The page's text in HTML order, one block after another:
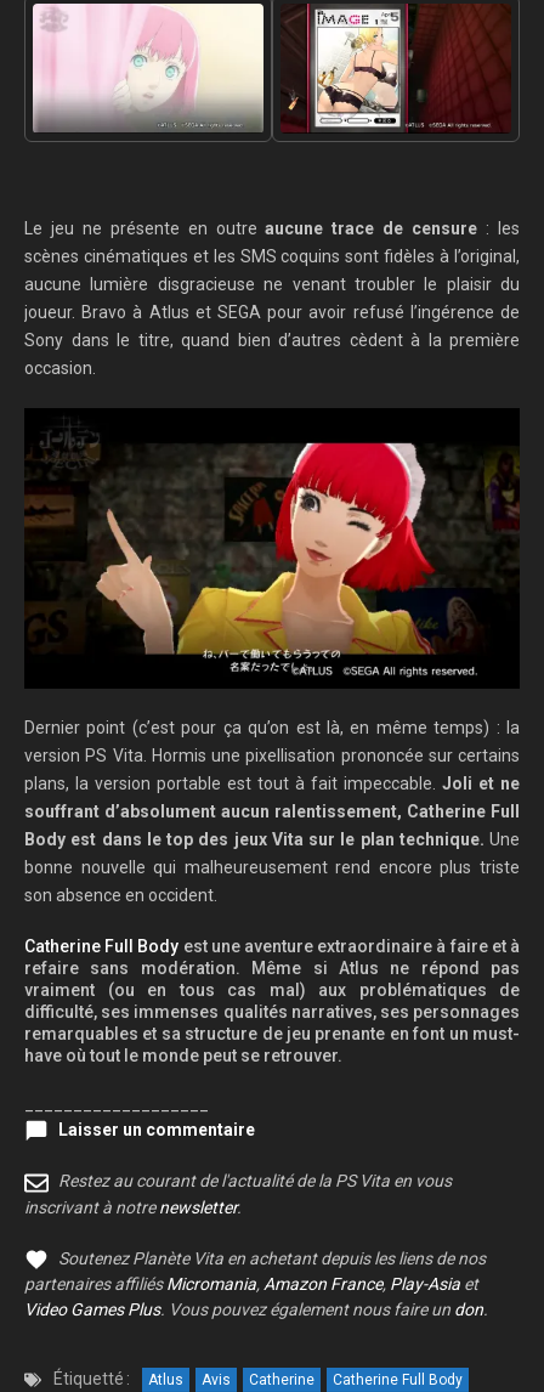
Le jeu ne présente en outreaucune trace de censure : les
scènes cinématiques et les SMS coquins sont fidèles à l’original,
aucune lumière disgracieuse ne venant troubler le plaisir du
joueur. Bravo à Atlus et SEGA pour avoir refusé l’ingérence de
Sony dans le titre, quand bien d’autres cèdent à la première
occasion.
Dernier point (c’est pour ça qu’on est là, en même temps) : la
version PS Vita. Hormis une pixellisation prononcée sur certains
plans, la version portable est tout à fait impeccable. Joli et ne
souffrant d’absolument aucun ralentissement, Catherine Full
Body est dans le top des jeux Vita sur le plan technique. Une
bonne nouvelle qui malheureusement rend encore plus triste
son absence en occident.
Catherine Full Body est une aventure extraordinaire à faire et à
refaire sans modération. Même si Atlus ne répond pas
vraiment (ou en tous cas mal) aux problématiques de
difficulté, ses immenses qualités narratives, ses personnages
remarquables et sa structure de jeu prenante en font un must-
have où tout le monde peut se retrouver.
Laisser un commentaire
Restez au courant de l'actualité de la PS Vita en vous
inscrivant à notrenewsletter.
Soutenez Planète Vita en achetant depuis les liens de nos
partenaires affiliésMicromania, Amazon France, Play-Asia et
Video Games Plus. Vous pouvez également nous faire un don.
Étiquetté : Atlus Avis Catherine
Catherine Full Body